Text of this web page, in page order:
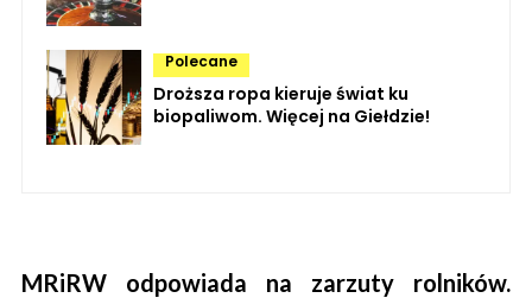
Polecane
Droższa ropa kieruje świat ku
biopaliwom. Więcej na Giełdzie!
MRiRW odpowiada na zarzuty rolników.